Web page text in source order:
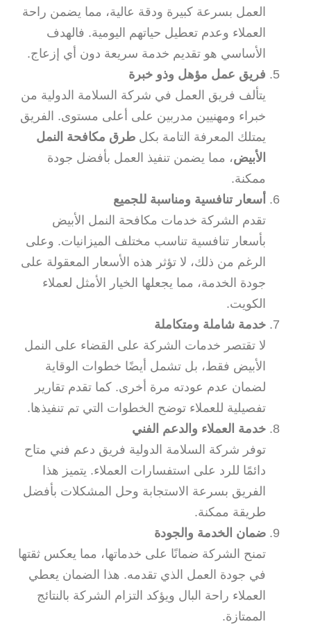
العمل بسرعة كبيرة ودقة عالية، مما يضمن راحة
العملاء وعدم تعطيل حياتهم اليومية. فالهدف
الأساسي هو تقديم خدمة سريعة دون أي إزعاج.
فريق عمل مؤهل وذو خبرة
يتألف فريق العمل في شركة السلامة الدولية من
خبراء ومهنيين مدربين على أعلى مستوى. الفريق
يمتلك المعرفة التامة بكل طرق مكافحة النمل
الأبيض، مما يضمن تنفيذ العمل بأفضل جودة
ممكنة.
أسعار تنافسية ومناسبة للجميع
تقدم الشركة خدمات مكافحة النمل الأبيض
بأسعار تنافسية تناسب مختلف الميزانيات. وعلى
الرغم من ذلك، لا تؤثر هذه الأسعار المعقولة على
جودة الخدمة، مما يجعلها الخيار الأمثل لعملاء
الكويت.
خدمة شاملة ومتكاملة
لا تقتصر خدمات الشركة على القضاء على النمل
الأبيض فقط، بل تشمل أيضًا خطوات الوقاية
لضمان عدم عودته مرة أخرى. كما تقدم تقارير
تفصيلية للعملاء توضح الخطوات التي تم تنفيذها.
خدمة العملاء والدعم الفني
توفر شركة السلامة الدولية فريق دعم فني متاح
دائمًا للرد على استفسارات العملاء. يتميز هذا
الفريق بسرعة الاستجابة وحل المشكلات بأفضل
طريقة ممكنة.
ضمان الخدمة والجودة
تمنح الشركة ضمانًا على خدماتها، مما يعكس ثقتها
في جودة العمل الذي تقدمه. هذا الضمان يعطي
العملاء راحة البال ويؤكد التزام الشركة بالنتائج
الممتازة.